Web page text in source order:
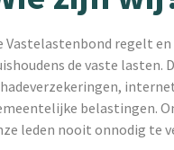
Vastelastenbond regelt
de vaste lasten.
belastingen.
leden nooit onnodig te